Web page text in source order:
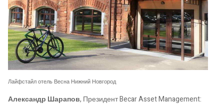
Лайфстайл отель Весна Нижний Новгород
Александр Шарапов, Президент Becar Asset Management: